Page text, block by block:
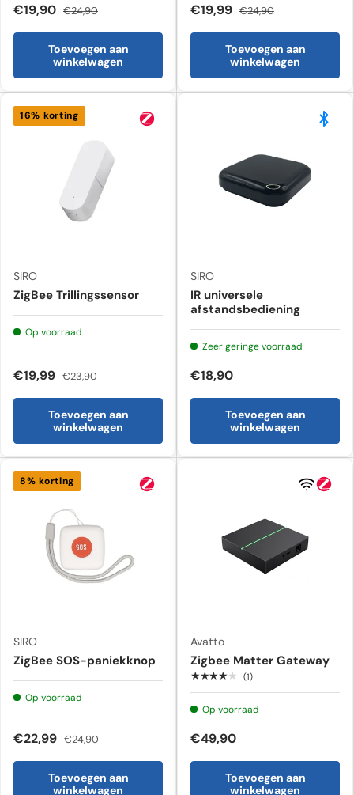
€19,90 €24,90
Toevoegen aan
winkelwagen
€19,99 €24,90
Toevoegen aan
winkelwagen
16% korting
SIRO
ZigBee Trillingssensor
Op voorraad
€19,99 €23,90
Toevoegen aan
winkelwagen
SIRO
IR universele
afstandsbediening
Zeer geringe voorraad
€18,90
Toevoegen aan
winkelwagen
8% korting
SIRO
ZigBee SOS-paniekknop
Op voorraad
€22,99 €24,90
Toevoegen aan
winkelwagen
Avatto
Zigbee Matter Gateway
★★★★★ (1)
Op voorraad
€49,90
Toevoegen aan
winkelwagen